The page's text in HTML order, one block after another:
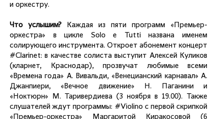
и оркестру.
Что услышим? Каждая из пяти программ «Премьер-
оркестра» в цикле Solo e Tutti названа именем
солирующего инструмента. Откроет абонемент концерт
#Clarinet: в качестве солиста выступит Алексей Куликов
(кларнет, Краснодар), прозвучат любимые всеми
«Времена года» А. Вивальди, «Венецианский карнавал» А.
Джанпиери, «Вечное движение» Н. Паганини и
«Ноктюрн» М. Таривердиева (3 ноября в 19.00). Также
слушателей ждут программы: #Violino с первой скрипкой
«Премьер-оркестра» Маргаритой Киракосовой (6